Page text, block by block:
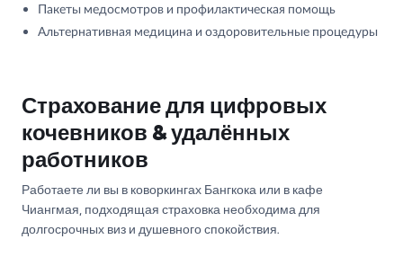
Пакеты медосмотров и профилактическая помощь
Альтернативная медицина и оздоровительные процедуры
Страхование для цифровых
кочевников & удалённых
работников
Работаете ли вы в коворкингах Бангкока или в кафе
Чиангмая, подходящая страховка необходима для
долгосрочных виз и душевного спокойствия.